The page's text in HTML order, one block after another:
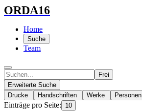
ORDA16
Home
Suche
Team
Frei
Erweiterte Suche
Drucke
Handschriften Werke Personen
Einträge pro Seite: 10